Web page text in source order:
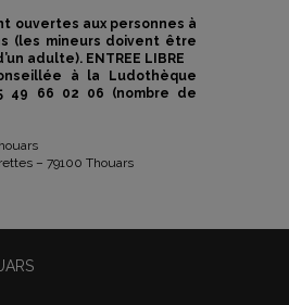
ouvertes aux personnes à
(les mineurs doivent être
adulte). ENTREE LIBRE
à la Ludothèque
49 66 02 06 (nombre de
– 79100 Thouars